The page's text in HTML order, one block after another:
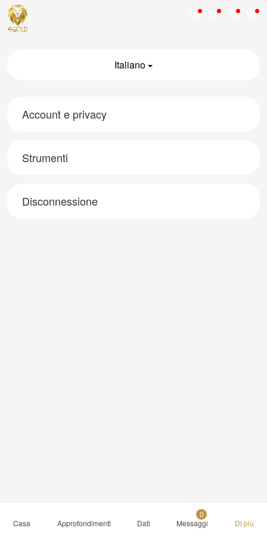
Italiano
Account e privacy
Strumenti
Disconnessione
Casa Approfondimenti Dati
0
Messaggi
Di più